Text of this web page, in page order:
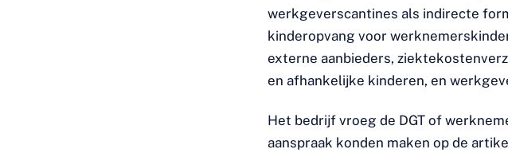
werkgeverscantines als indirecte
kinderopvang voor
externe aanbieders,
en afhankelijke kinderen, en
Het bedrijf vroeg de DGT of
aanspraak konden maken op de